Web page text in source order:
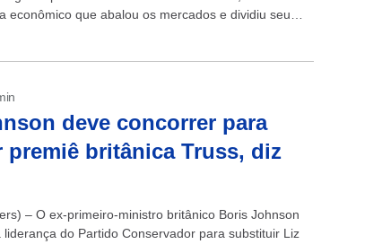
econômico que abalou os mercados e dividiu seu
deve concorrer para
britânica Truss, diz
– O ex-primeiro-ministro britânico Boris Johnson
do Partido Conservador para substituir Liz